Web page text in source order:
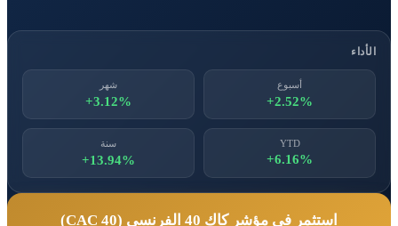
الأداء
أسبوع
+2.52%
شهر
+3.12%
YTD
+6.16%
سنة
+13.94%
استثمر في مؤشر كاك 40 الفرنسي (CAC 40)